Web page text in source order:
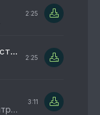
2:25
Ну всё пиздец зима настала
2:25
Татьяна Буланова, Дмитрий Прянов
3:11